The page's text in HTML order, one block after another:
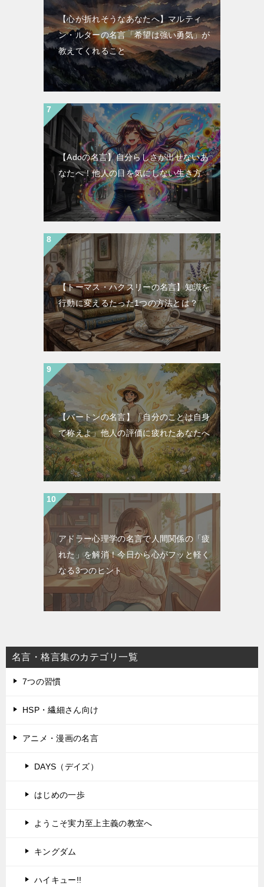
【心が折れそうなあなたへ】マルティ
ン・ルターの名言「希望は強い勇気」が
教えてくれること
【Adoの名言】自分らしさが出せないあ
なたへ！他人の目を気にしない生き方
【トーマス・ハクスリーの名言】知識を
行動に変えるたった1つの方法とは？
【バートンの名言】「自分のことは自身
で称えよ」他人の評価に疲れたあなたへ
アドラー心理学の名言で人間関係の「疲
れた」を解消！今日から心がフッと軽く
なる3つのヒント
名言・格言集のカテゴリ一覧
7つの習慣
HSP・繊細さん向け
アニメ・漫画の名言
DAYS（デイズ）
はじめの一歩
ようこそ実力至上主義の教室へ
キングダム
ハイキュー!!